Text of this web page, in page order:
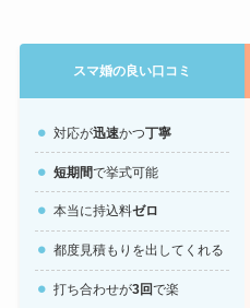
スマ婚の良い口コミ
対応が迅速かつ丁寧
短期間で挙式可能
本当に持込料ゼロ
都度見積もりを出してくれる
打ち合わせが3回で楽